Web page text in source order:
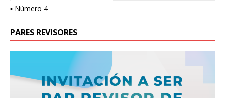
▪ Número 4
PARES REVISORES